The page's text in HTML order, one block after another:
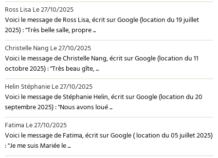
Ross LisaLe 27/10/2025
Voici le message de Ross Lisa, écrit sur Google (location du 19 juillet
2025) : "Très belle salle, propre ...
Christelle NangLe 27/10/2025
Voici le message de Christelle Nang, écrit sur Google (location du 11
octobre 2025) : "Très beau gîte, ...
Helin StéphanieLe 27/10/2025
Voici le message de Stéphanie Helin, écrit sur Google (location du 20
septembre 2025) : "Nous avons loué ...
FatimaLe 27/10/2025
Voici le message de Fatima, écrit sur Google ( location du 05 juillet 2025)
: "Je me suis Mariée le ...